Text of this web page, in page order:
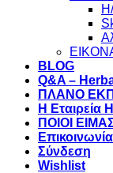
BLOG
Q&A –
ΠΛΑΝΟ
Η Εταιρεία
ΠΟΙΟΙ
Επικοινωνία
Σύνδεση
Wishlist